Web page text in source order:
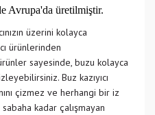
Avrupa'da üretilmiştir.
üzerini kolayca
ürünlerinden
sayesinde, buzu kolayca
Buz kazıyıcı
çizmez ve herhangi bir iz
kadar çalışmayan